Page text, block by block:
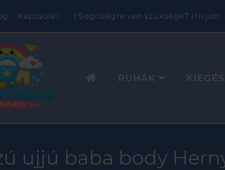
Kapcsolat | Segítségre van szüksége? Hívjon:
RUHÁK
ujjú baba body